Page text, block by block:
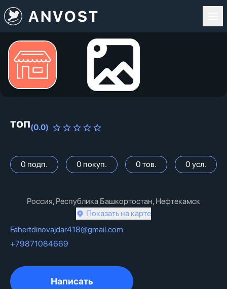
ANVOST
топ(0.0)
0 подп. 0 покуп. 0 тов. 0 усл.
Россия, Республика Башкортостан, Нефтекамск
Показать на карте
Fahertdinovajdar418@gmail.com
+79871084669
Написать